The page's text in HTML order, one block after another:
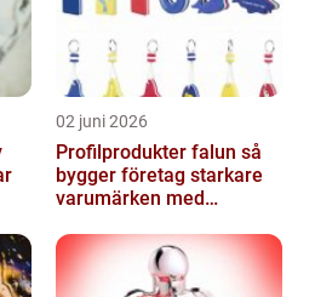
02 juni 2026
Profilprodukter falun så
bygger företag starkare
varumärken med